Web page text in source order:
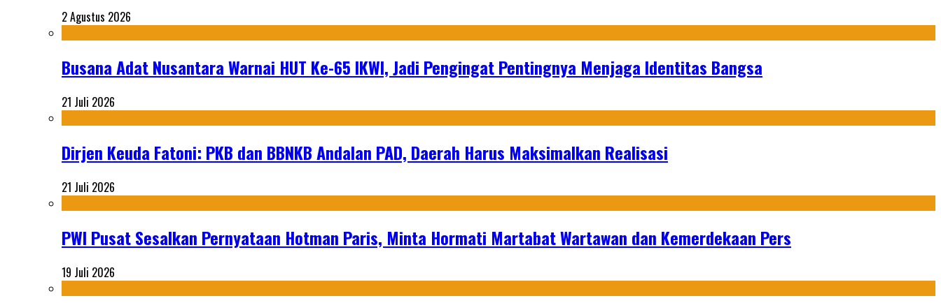
2 Agustus 2026
Busana Adat Nusantara Warnai HUT Ke-65 IKWI, Jadi Pengingat Pentingnya Menjaga Identitas Bangsa
21 Juli 2026
Dirjen Keuda Fatoni: PKB dan BBNKB Andalan PAD, Daerah Harus Maksimalkan Realisasi
21 Juli 2026
PWI Pusat Sesalkan Pernyataan Hotman Paris, Minta Hormati Martabat Wartawan dan Kemerdekaan Pers
19 Juli 2026